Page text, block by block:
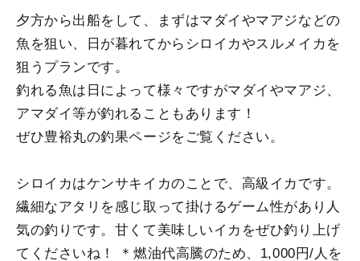
夕方から出船をして、まずはマダイやマアジなどの
魚を狙い、日が暮れてからシロイカやスルメイカを
狙うプランです。
釣れる魚は日によって様々ですがマダイやマアジ、
アマダイ等が釣れることもあります！
ぜひ豊裕丸の釣果ページをご覧ください。
シロイカはケンサキイカのことで、高級イカです。
繊細なアタリを感じ取って掛けるゲーム性があり人
気の釣りです。甘くて美味しいイカをぜひ釣り上げ
てくださいね！ ＊燃油代高騰のため、1,000円/人を